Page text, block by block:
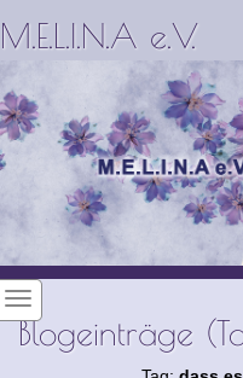
M.E.L.I.N.A e.V.
Blogeinträge